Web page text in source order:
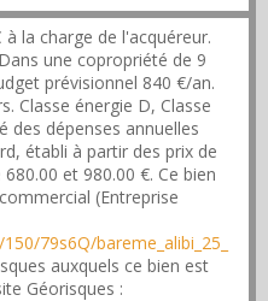
la charge de l'acquéreur.
une copropriété de 9
prévisionnel 840 €/an.
Classe énergie D, Classe
dépenses annuelles
établi à partir des prix de
et 980.00 €. Ce bien
(Entreprise
79s6Q/bareme_alibi_25_
auxquels ce bien est
Géorisques :